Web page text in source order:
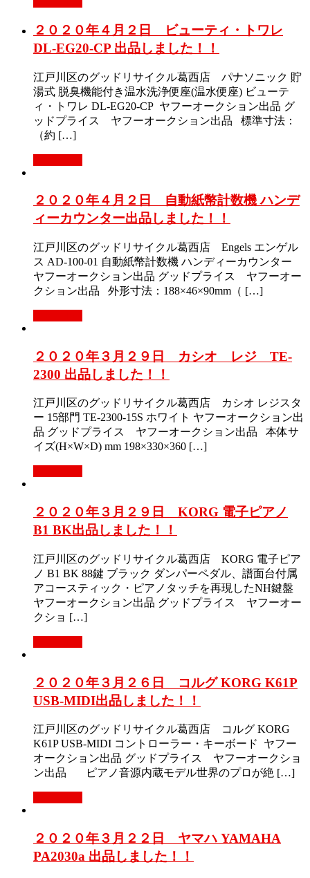
２０２０年４月２日 ビューティ・トワレ
DL-EG20-CP 出品しました！！
江戸川区のグッドリサイクル葛西店 パナソニック 貯
湯式 脱臭機能付き温水洗浄便座(温水便座) ビューテ
ィ・トワレ DL-EG20-CP ヤフーオークション出品 グ
ッドプライス ヤフーオークション出品 標準寸法：
（約 […]
２０２０年４月２日 自動紙幣計数機 ハンデ
ィーカウンター出品しました！！
江戸川区のグッドリサイクル葛西店 Engels エンゲル
ス AD-100-01 自動紙幣計数機 ハンディーカウンター
ヤフーオークション出品 グッドプライス ヤフーオー
クション出品 外形寸法：188×46×90mm（ […]
２０２０年３月２９日 カシオ レジ TE-
2300 出品しました！！
江戸川区のグッドリサイクル葛西店 カシオ レジスタ
ー 15部門 TE-2300-15S ホワイト ヤフーオークション出
品 グッドプライス ヤフーオークション出品 本体サ
イズ(H×W×D) mm 198×330×360 […]
２０２０年３月２９日 KORG 電子ピアノ
B1 BK出品しました！！
江戸川区のグッドリサイクル葛西店 KORG 電子ピア
ノ B1 BK 88鍵 ブラック ダンパーペダル、譜面台付属
アコースティック・ピアノタッチを再現したNH鍵盤
ヤフーオークション出品 グッドプライス ヤフーオー
クショ […]
２０２０年３月２６日 コルグ KORG K61P
USB-MIDI出品しました！！
江戸川区のグッドリサイクル葛西店 コルグ KORG
K61P USB-MIDI コントローラー・キーボード ヤフー
オークション出品 グッドプライス ヤフーオークショ
ン出品 ピアノ音源内蔵モデル世界のプロが絶 […]
２０２０年３月２２日 ヤマハ YAMAHA
PA2030a 出品しました！！